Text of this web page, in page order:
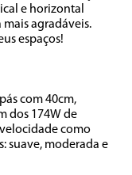
e horizontal
agradáveis.
espaços!
com 40cm,
dos 174W de
como
suave, moderada e